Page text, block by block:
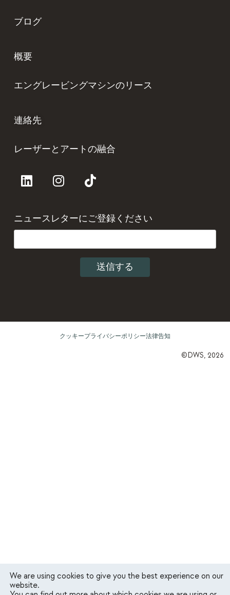
ブログ
概要
エングレービングマシンのリース
連絡先
レーザーとアートの融合
ニュースレターにご登録ください
クッキープライバシーポリシー法律告知
©DWS, 2026
We are using cookies to give you the best experience on our
website.